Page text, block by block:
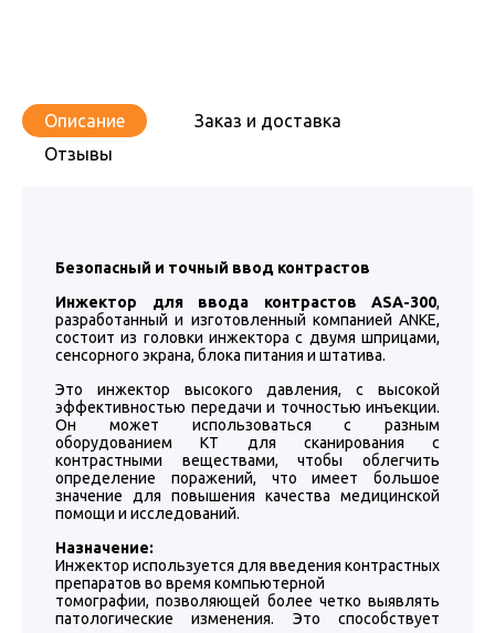
Описание
Заказ и доставка
Отзывы
Безопасный и точный ввод контрастов
Инжектор для ввода контрастов ASA-300,
разработанный и изготовленный компанией ANKE,
состоит из головки инжектора с двумя шприцами,
сенсорного экрана, блока питания и штатива.
Это инжектор высокого давления, с высокой
эффективностью передачи и точностью инъекции.
Он может использоваться с разным
оборудованием КТ для сканирования с
контрастными веществами, чтобы облегчить
определение поражений, что имеет большое
значение для повышения качества медицинской
помощи и исследований.
Назначение:
Инжектор используется для введения контрастных
препаратов во время компьютерной
томографии, позволяющей более четко выявлять
патологические изменения. Это способствует